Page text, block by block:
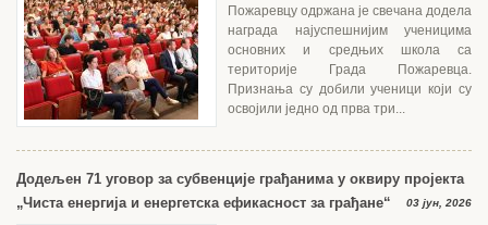
Пожаревцу одржана је свечана додела
награда најуспешнијим ученицима
основних и средњих школа са
територије Града Пожаревца.
Признања су добили ученици који су
освојили једно од прва три...
Додељен 71 уговор за субвенције грађанима у оквиру пројекта
„Чиста енергија и енергетска ефикасност за грађане“
03 јун, 2026